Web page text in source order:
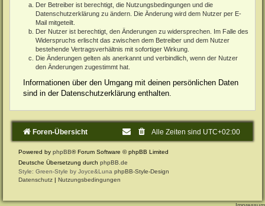
Der Betreiber ist berechtigt, die Nutzungsbedingungen und die
Datenschutzerklärung zu ändern. Die Änderung wird dem Nutzer per E-
Mail mitgeteilt.
Der Nutzer ist berechtigt, den Änderungen zu widersprechen. Im Falle des
Widerspruchs erlischt das zwischen dem Betreiber und dem Nutzer
bestehende Vertragsverhältnis mit sofortiger Wirkung.
Die Änderungen gelten als anerkannt und verbindlich, wenn der Nutzer
den Änderungen zugestimmt hat.
Informationen über den Umgang mit deinen persönlichen Daten
sind in der Datenschutzerklärung enthalten.
Foren-Übersicht Alle Zeiten sind UTC+02:00
Powered by phpBB® Forum Software © phpBB Limited
Deutsche Übersetzung durch phpBB.de
Style: Green-Style by Joyce&Luna phpBB-Style-Design
Datenschutz | Nutzungsbedingungen